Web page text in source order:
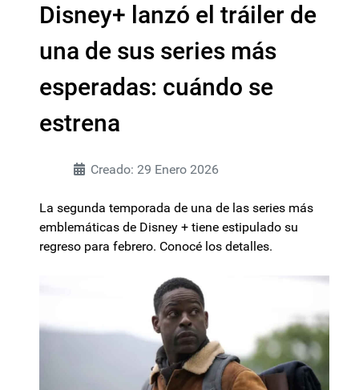
Disney+ lanzó el tráiler de
una de sus series más
esperadas: cuándo se
estrena
Creado: 29 Enero 2026
La segunda temporada de una de las series más
emblemáticas de Disney + tiene estipulado su
regreso para febrero. Conocé los detalles.